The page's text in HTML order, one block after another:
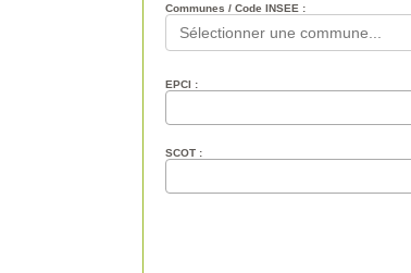
Communes / Code INSEE :
EPCI :
SCOT :